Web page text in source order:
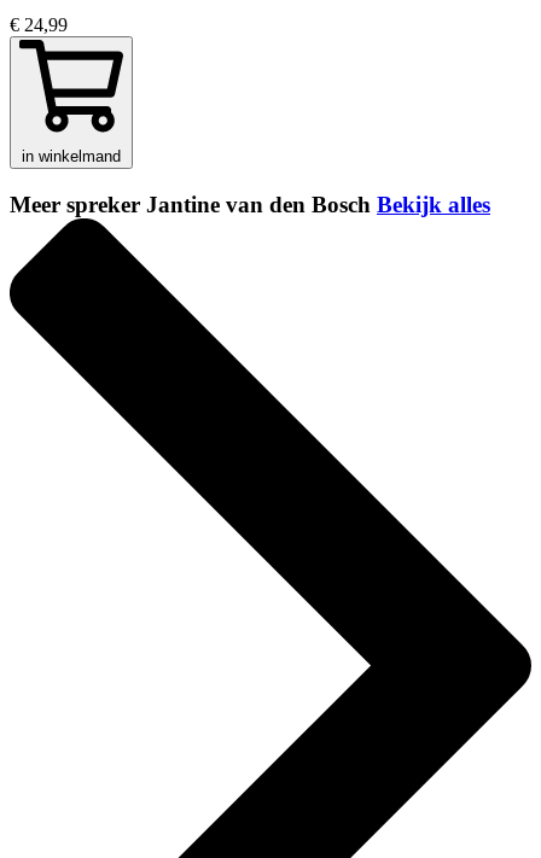
€ 24,99
in winkelmand
Meer spreker Jantine van den Bosch Bekijk alles